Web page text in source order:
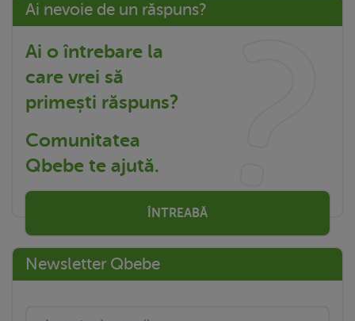
Ai nevoie de un răspuns?
Ai o întrebare la
care vrei să
primești răspuns?
Comunitatea
Qbebe te ajută.
ÎNTREABĂ
Newsletter Qbebe